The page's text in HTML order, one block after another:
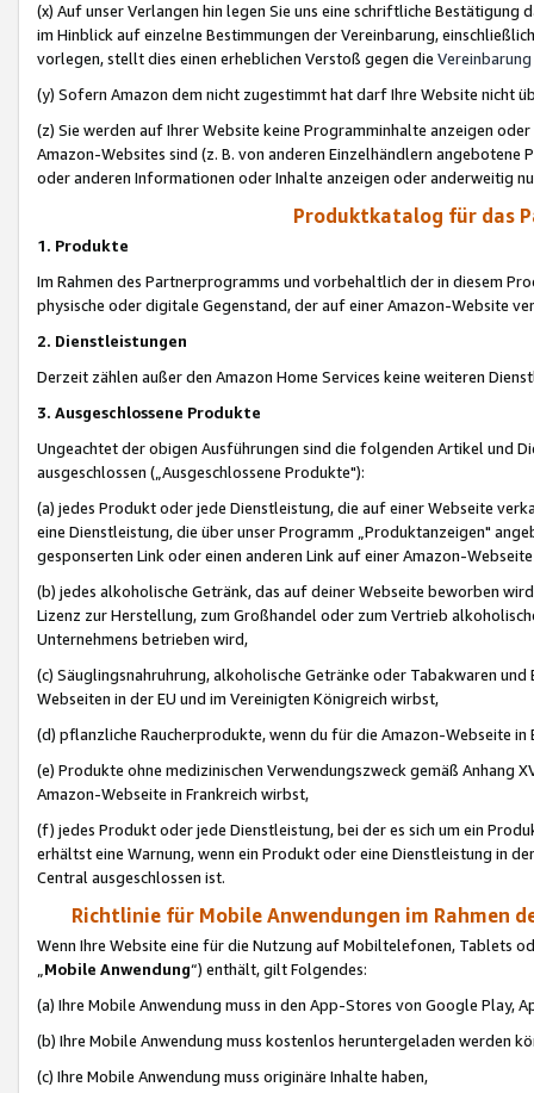
(x) Auf unser Verlangen hin legen Sie uns eine schriftliche
im Hinblick auf einzelne Bestimmungen der Vereinbarung,
vorlegen, stellt dies einen erheblichen Verstoß gegen die Vereinbarung
(y) Sofern Amazon dem nicht zugestimmt hat darf Ihre Website nicht
(z) Sie werden auf Ihrer Website keine Programminhalte anzeigen
Amazon-Websites sind (z. B. von anderen Einzelhändlern
oder anderen Informationen oder Inhalte anzeigen oder anderweitig
Produktkatalog für das
1. Produkte
Im Rahmen des Partnerprogramms und vorbehaltlich der in diesem
physische oder digitale Gegenstand, der auf einer Amazon-Website
2. Dienstleistungen
Derzeit zählen außer den Amazon Home Services keine weiteren
3. Ausgeschlossene Produkte
Ungeachtet der obigen Ausführungen sind die folgenden Artikel und
ausgeschlossen („Ausgeschlossene Produkte"):
(a) jedes Produkt oder jede Dienstleistung, die auf einer Webseite
eine Dienstleistung, die über unser Programm „Produktanzeigen"
gesponserten Link oder einen anderen Link auf einer Amazon-
(b) jedes alkoholische Getränk, das auf deiner Webseite beworben
Lizenz zur Herstellung, zum Großhandel oder zum Vertrieb
Unternehmens betrieben wird,
(c) Säuglingsnahruhrung, alkoholische Getränke oder Tabakwaren
Webseiten in der EU und im Vereinigten Königreich wirbst,
(d) pflanzliche Raucherprodukte, wenn du für die Amazon-Webseite in
(e) Produkte ohne medizinischen Verwendungszweck gemäß Anhang
Amazon-Webseite in Frankreich wirbst,
(f) jedes Produkt oder jede Dienstleistung, bei der es sich um ein
erhältst eine Warnung, wenn ein Produkt oder eine Dienstleistung in
Central ausgeschlossen ist.
Richtlinie für Mobile Anwendungen im Rahmen
Wenn Ihre Website eine für die Nutzung auf Mobiltelefonen, Tablets
„Mobile Anwendung“) enthält, gilt Folgendes:
(a) Ihre Mobile Anwendung muss in den App-Stores von Google Play,
(b) Ihre Mobile Anwendung muss kostenlos heruntergeladen werden
(c) Ihre Mobile Anwendung muss originäre Inhalte haben,